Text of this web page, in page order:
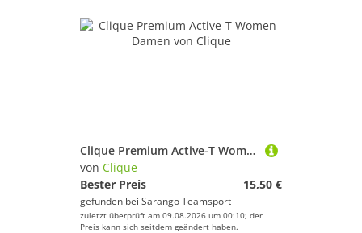
Clique Premium Active-T Women Damen
von Clique
Bester Preis
15,50 €
gefunden bei Sarango Teamsport
zuletzt überprüft am 09.08.2026 um 00:10; der
Preis kann sich seitdem geändert haben.